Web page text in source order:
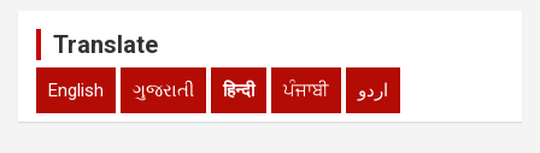
Translate
English ગુજરાતી हिन्दी ਪੰਜਾਬੀ اردو